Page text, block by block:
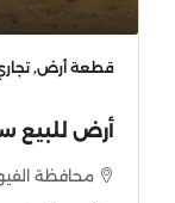
قطعة أرض,
أرض للبيع
محافظة